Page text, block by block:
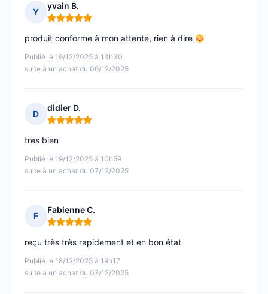
Y
yvain B.
Note : 5 sur 5
Publié le 19/12/2025 à 14h30
suite à un achat du 06/12/2025
produit conforme à mon attente, rien à dire
D
didier D.
Note : 5 sur 5
Publié le 19/12/2025 à 10h59
suite à un achat du 07/12/2025
tres bien
F
Fabienne C.
Note : 5 sur 5
Publié le 18/12/2025 à 19h17
suite à un achat du 07/12/2025
reçu très très rapidement et en bon état